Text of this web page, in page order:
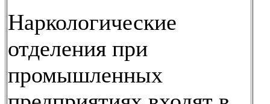
Наркологические
отделения при
промышленных